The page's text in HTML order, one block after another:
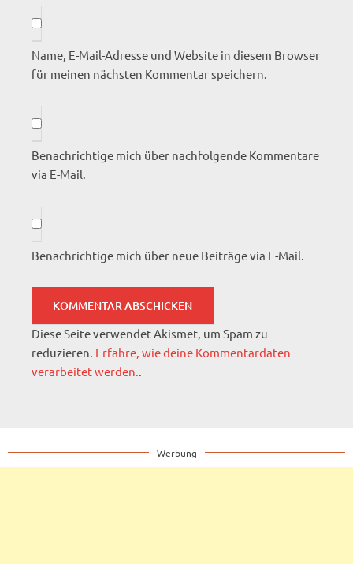
Name, E-Mail-Adresse und Website in diesem Browser
für meinen nächsten Kommentar speichern.
Benachrichtige mich über nachfolgende Kommentare
via E-Mail.
Benachrichtige mich über neue Beiträge via E-Mail.
Diese Seite verwendet Akismet, um Spam zu
reduzieren. Erfahre, wie deine Kommentardaten
verarbeitet werden..
Werbung